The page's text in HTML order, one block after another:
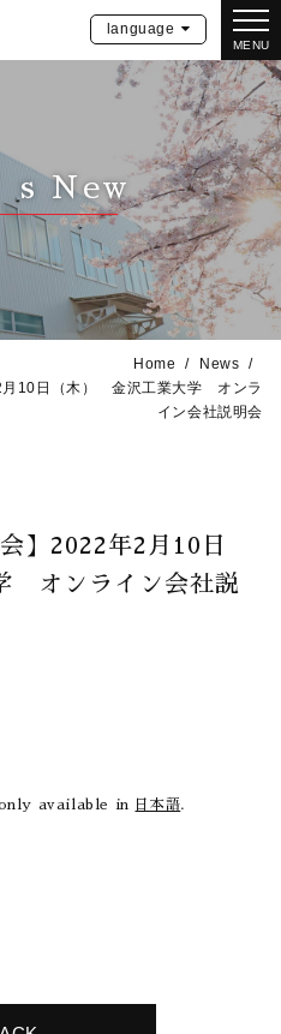
MENU
language
New
Home
News
月10日（木） 金沢工業大学 オンラ
イン会社説明会
】2022年2月10日
オンライン会社説
available in 日本語.